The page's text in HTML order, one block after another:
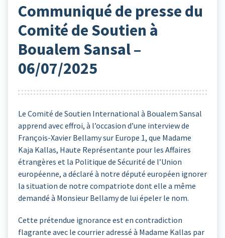
Communiqué de presse du
Comité de Soutien à
Boualem Sansal –
06/07/2025
Le Comité de Soutien International à Boualem Sansal
apprend avec effroi, à l’occasion d’une interview de
François-Xavier Bellamy sur Europe 1, que Madame
Kaja Kallas, Haute Représentante pour les Affaires
étrangères et la Politique de Sécurité de l’Union
européenne, a déclaré à notre député européen ignorer
la situation de notre compatriote dont elle a même
demandé à Monsieur Bellamy de lui épeler le nom.
Cette prétendue ignorance est en contradiction
flagrante avec le courrier adressé à Madame Kallas par